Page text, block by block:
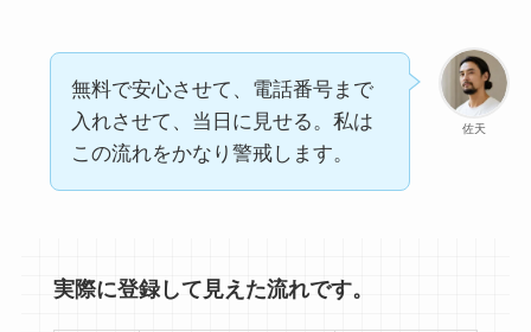
佐天
無料で安心させて、電話番号まで
入れさせて、当日に見せる。私は
この流れをかなり警戒します。
実際に登録して見えた流れです。